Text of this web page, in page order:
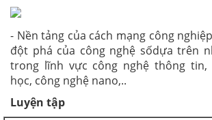
- Nền tảng của cách mạng công
đột phá của công nghệ sốdựa trên
trong lĩnh vực công nghệ thông tin,
học, công nghệ nano,..
Luyện tập